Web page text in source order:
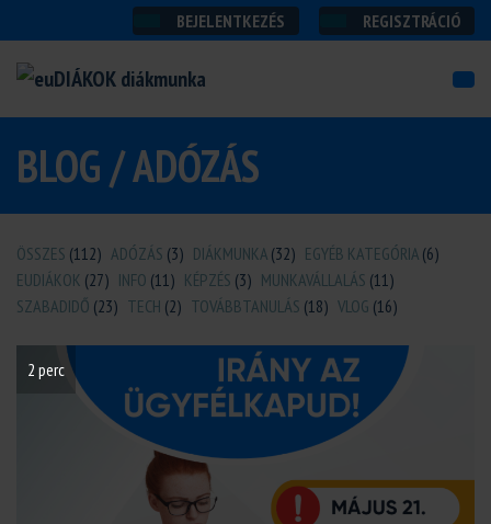
BEJELENTKEZÉS REGISZTRÁCIÓ
BLOG / ADÓZÁS
ÖSSZES (112) ADÓZÁS (3) DIÁKMUNKA (32) EGYÉB KATEGÓRIA (6)
EUDIÁKOK (27) INFO (11) KÉPZÉS (3) MUNKAVÁLLALÁS (11)
SZABADIDŐ (23) TECH (2) TOVÁBBTANULÁS (18) VLOG (16)
2 perc